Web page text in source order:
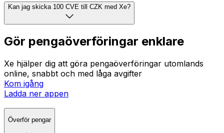
Kan jag skicka 100 CVE till CZK med Xe?
Gör pengaöverföringar enklare
Xe hjälper dig att göra pengaöverföringar utomlands
online, snabbt och med låga avgifter
Kom igång
Ladda ner appen
Överför pengar